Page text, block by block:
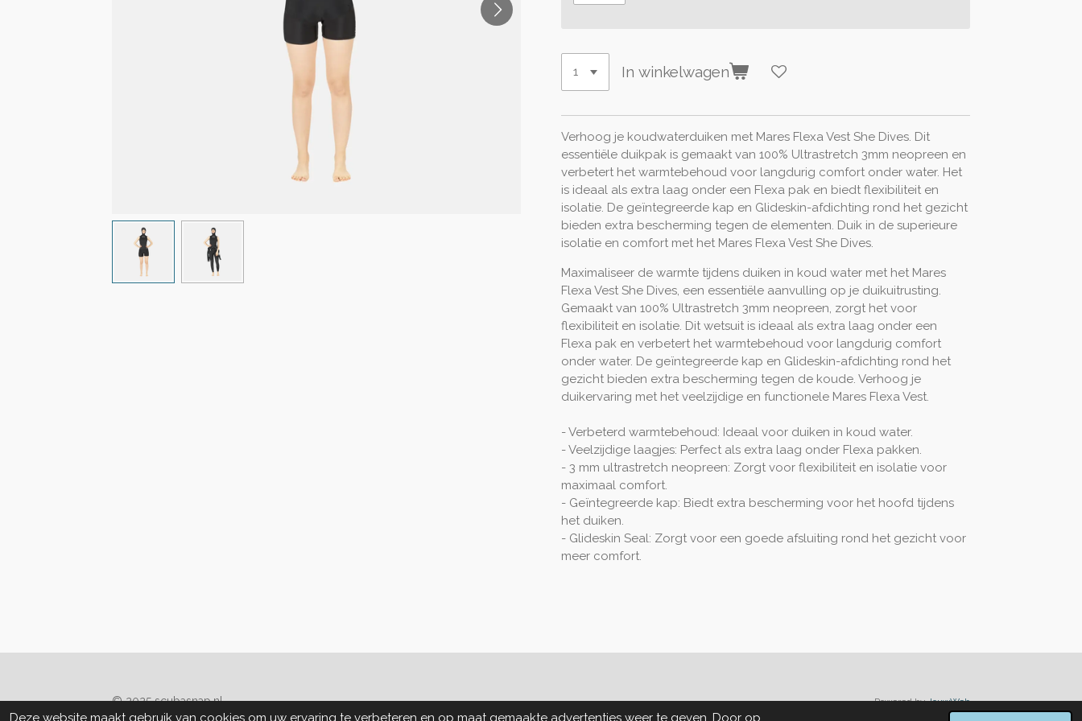
Deze website maakt gebruik van cookies om uw ervaring te verbeteren en op maat gemaakte advertenties weer te geven. Door op
In winkelwagen
Verhoog je koudwaterduiken met Mares Flexa Vest She Dives. Dit
essentiële duikpak is gemaakt van 100% Ultrastretch 3mm neopreen en
verbetert het warmtebehoud voor langdurig comfort onder water. Het
is ideaal als extra laag onder een Flexa pak en biedt flexibiliteit en
isolatie. De geïntegreerde kap en Glideskin-afdichting rond het gezicht
bieden extra bescherming tegen de elementen. Duik in de superieure
isolatie en comfort met het Mares Flexa Vest She Dives.
Maximaliseer de warmte tijdens duiken in koud water met het Mares
Flexa Vest She Dives, een essentiële aanvulling op je duikuitrusting.
Gemaakt van 100% Ultrastretch 3mm neopreen, zorgt het voor
flexibiliteit en isolatie. Dit wetsuit is ideaal als extra laag onder een
Flexa pak en verbetert het warmtebehoud voor langdurig comfort
onder water. De geïntegreerde kap en Glideskin-afdichting rond het
gezicht bieden extra bescherming tegen de koude. Verhoog je
duikervaring met het veelzijdige en functionele Mares Flexa Vest.
- Verbeterd warmtebehoud: Ideaal voor duiken in koud water.
- Veelzijdige laagjes: Perfect als extra laag onder Flexa pakken.
- 3 mm ultrastretch neopreen: Zorgt voor flexibiliteit en isolatie voor
maximaal comfort.
- Geïntegreerde kap: Biedt extra bescherming voor het hoofd tijdens
het duiken.
- Glideskin Seal: Zorgt voor een goede afsluiting rond het gezicht voor
meer comfort.
© 2025 scubasnap.nl Powered byJouwWeb